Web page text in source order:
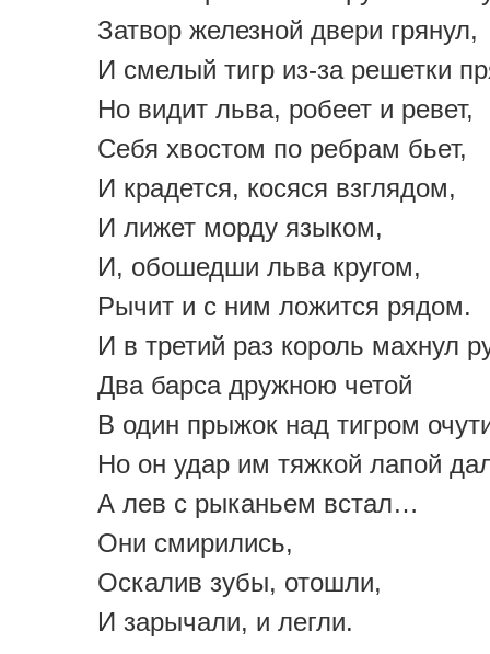
Затвор железной двери грянул,
И смелый тигр из-за решетки
Но видит льва, робеет и ревет,
Себя хвостом по ребрам бьет,
И крадется, косяся взглядом,
И лижет морду языком,
И, обошедши льва кругом,
Рычит и с ним ложится рядом.
И в третий раз король махнул
Два барса дружною четой
В один прыжок над тигром
Но он удар им тяжкой лапой
А лев с рыканьем встал…
Они смирились,
Оскалив зубы, отошли,
И зарычали, и легли.